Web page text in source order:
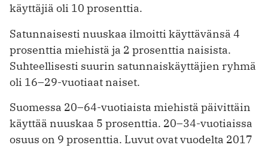
käyttäjiä oli 10 prosenttia.
Satunnaisesti nuuskaa ilmoitti käyttävänsä 4
prosenttia miehistä ja 2 prosenttia naisista.
Suhteellisesti suurin satunnaiskäyttäjien ryhmä
oli 16–29-vuotiaat naiset.
Suomessa 20–64-vuotiaista miehistä päivittäin
käyttää nuuskaa 5 prosenttia. 20–34-vuo­tiaissa
osuus on 9 prosenttia. Luvut ovat vuodelta 2017